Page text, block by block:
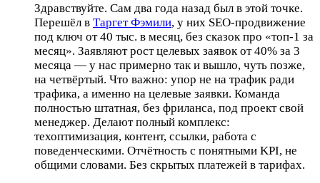
Здравствуйте. Сам два года назад был в этой точке.
Перешёл в Таргет Фэмили, у них SEO-продвижение
под ключ от 40 тыс. в месяц, без сказок про «топ-1 за
месяц». Заявляют рост целевых заявок от 40% за 3
месяца — у нас примерно так и вышло, чуть позже,
на четвёртый. Что важно: упор не на трафик ради
трафика, а именно на целевые заявки. Команда
полностью штатная, без фриланса, под проект свой
менеджер. Делают полный комплекс:
техоптимизация, контент, ссылки, работа с
поведенческими. Отчётность с понятными KPI, не
общими словами. Без скрытых платежей в тарифах.